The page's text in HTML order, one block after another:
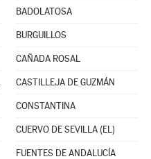
BADOLATOSA
BURGUILLOS
CAÑADA ROSAL
CASTILLEJA DE GUZMÁN
CONSTANTINA
CUERVO DE SEVILLA (EL)
FUENTES DE ANDALUCÍA